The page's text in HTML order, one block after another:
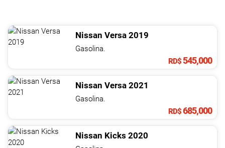
Nissan Versa 2019
Gasolina.
RD$545,000
Nissan Versa 2021
Gasolina.
RD$685,000
Nissan Kicks 2020